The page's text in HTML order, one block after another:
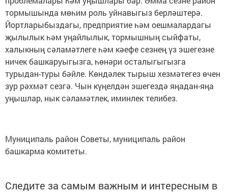
тормышында мөһим роль уйнавыгыз берләштерә.
Йортларыбыздагы, предприятие һәм оешмалардагы
җылылык һәм уңайлылык, тормышның сыйфаты,
халыкның сәламәтлеге һәм кәефе сезнең үз эшегезне
ничек башкаруыгызга, һөнәри осталыгыгызга
турыдан-туры бәйле. Көндәлек тырыш хезмәтегез өчен
зур рәхмәт сезгә. Чын күңелдән эшегездә яңадан-яңа
уңышлар, нык сәламәтлек, иминлек телибез.
Муниципаль район Советы, муниципаль район
башкарма комитеты.
Следите за самым важным и интересным в